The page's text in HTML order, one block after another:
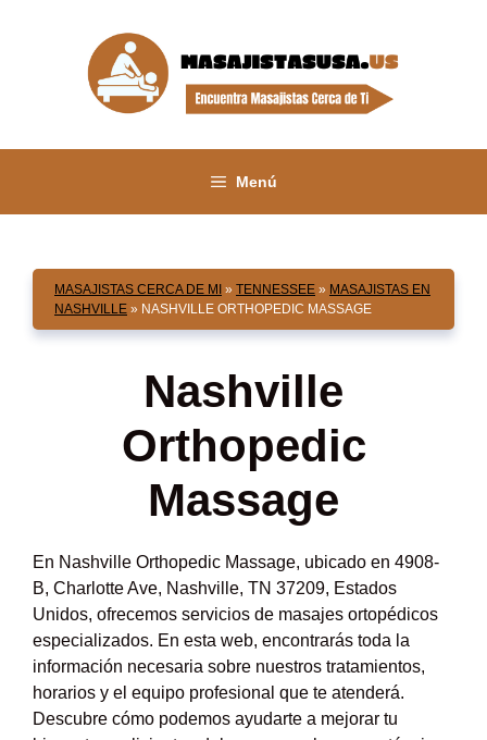
Menú
MASAJISTAS CERCA DE MI » TENNESSEE » MASAJISTAS EN
NASHVILLE » NASHVILLE ORTHOPEDIC MASSAGE
Nashville
Orthopedic
Massage
En Nashville Orthopedic Massage, ubicado en 4908-
B, Charlotte Ave, Nashville, TN 37209, Estados
Unidos, ofrecemos servicios de masajes ortopédicos
especializados. En esta web, encontrarás toda la
información necesaria sobre nuestros tratamientos,
horarios y el equipo profesional que te atenderá.
Descubre cómo podemos ayudarte a mejorar tu